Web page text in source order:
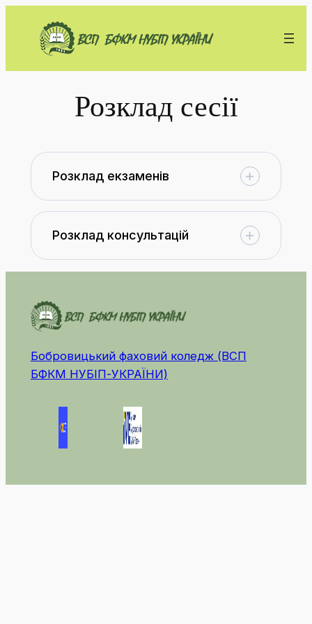
вмісту
Розклад сесії
Розклад екзаменів
Розклад консультацій
Бобровицький фаховий коледж (ВСП
БФКМ НУБІП-УКРАЇНИ)